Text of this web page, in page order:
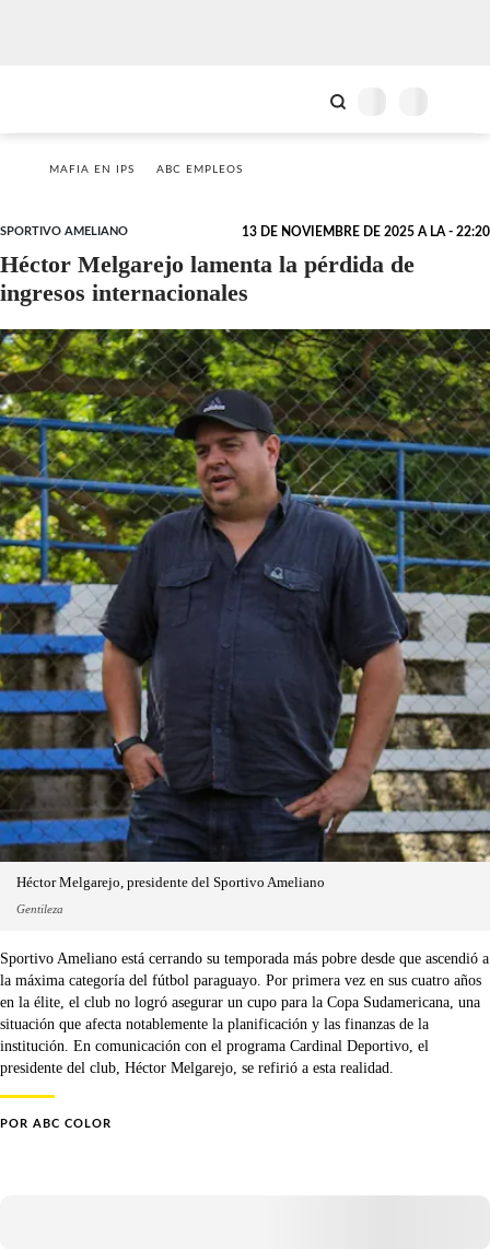
MAFIA EN IPS ABC EMPLEOS
SPORTIVO AMELIANO 13 DE NOVIEMBRE DE 2025 A LA - 22:20
Héctor Melgarejo lamenta la pérdida de
ingresos internacionales
Héctor Melgarejo, presidente del Sportivo Ameliano
Gentileza
Sportivo Ameliano está cerrando su temporada más pobre desde que ascendió a
la máxima categoría del fútbol paraguayo. Por primera vez en sus cuatro años
en la élite, el club no logró asegurar un cupo para la Copa Sudamericana, una
situación que afecta notablemente la planificación y las finanzas de la
institución. En comunicación con el programa Cardinal Deportivo, el
presidente del club, Héctor Melgarejo, se refirió a esta realidad.
POR ABC COLOR